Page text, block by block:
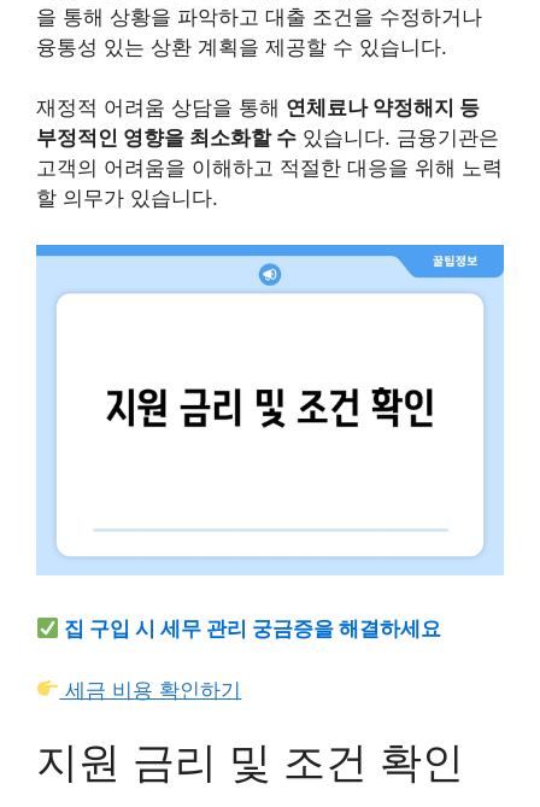
을 통해 상황을 파악하고 대출 조건을 수정하거나
융통성 있는 상환 계획을 제공할 수 있습니다.
재정적 어려움 상담을 통해 연체료나 약정해지 등
부정적인 영향을 최소화할 수 있습니다. 금융기관은
고객의 어려움을 이해하고 적절한 대응을 위해 노력
할 의무가 있습니다.
집 구입 시 세무 관리 궁금증을 해결하세요
세금 비용 확인하기
지원 금리 및 조건 확인